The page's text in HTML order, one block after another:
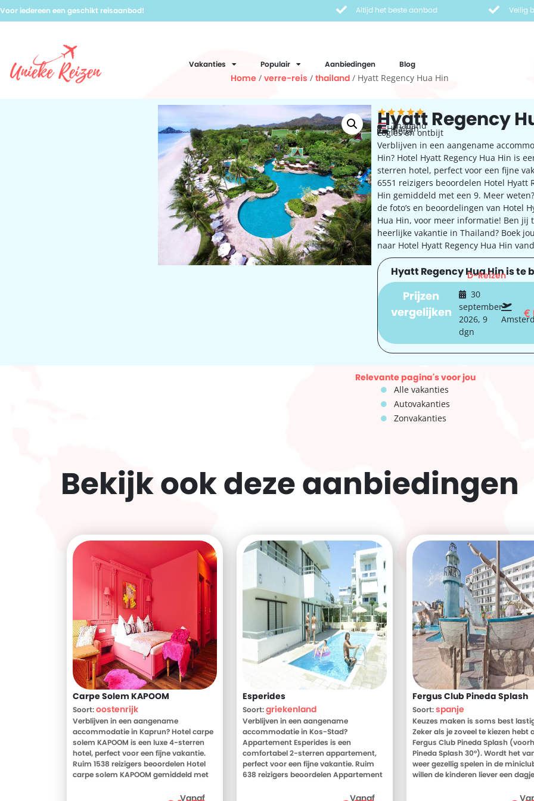
Voor iedereen een geschikt reisaanbod! Altijd het beste aanbod Veilig
Vakanties Populair Aanbiedingen Blog
Home / verre-reis / thailand / Hyatt Regency Hua Hin
Hyatt Regency
Thailand
Hua Hin
hotel
Logies en ontbijt
Verblijven in een aangename
Hin? Hotel Hyatt Regency Hua Hin is
sterren hotel, perfect voor een fijne
6551 reizigers beoordelen Hotel Hyatt
Hin gemiddeld met een 9. Meer
de foto’s en beoordelingen van Hotel
Hua Hin, voor meer informatie! Ben jij
heerlijke vakantie in Thailand? Boek
naar Hotel Hyatt Regency Hua Hin
Hyatt Regency Hua Hin is te
D-Reizen
Prijzen
vergelijken
30
september
2026, 9
dgn
€
Relevante pagina's voor jou
Alle vakanties
Autovakanties
Zonvakanties
Bekijk ook dezeaanbiedingen
Carpe Solem KAPOOM
Soort:oostenrijk
Verblijven in een aangename
accommodatie in Kaprun? Hotel carpe
solem KAPOOM is een luxe 4-sterren
hotel, perfect voor een fijne vakantie.
Ruim 1538 reizigers beoordelen Hotel
carpe solem KAPOOM gemiddeld met
foto's en beoordelingen van Hotel carpe
Vanaf
Esperides
Soort:griekenland
Verblijven in een aangename
accommodatie in Kos-Stad?
Appartement Esperides is een
comfortabel 2-sterren appartement,
perfect voor een fijne vakantie. Ruim
638 reizigers beoordelen Appartement
weten? Bekijk dan nu de foto's enVanaf
Fergus Club Pineda Splash
Soort:spanje
Keuzes maken is soms best
Zeker als je zoveel te kiezen hebt
Fergus Club Pineda Splash
Pineda Splash 30º). Wordt het
weer gezellig spelen in de
willen de kinderen liever een
lekker lui dagje met jacuzzi